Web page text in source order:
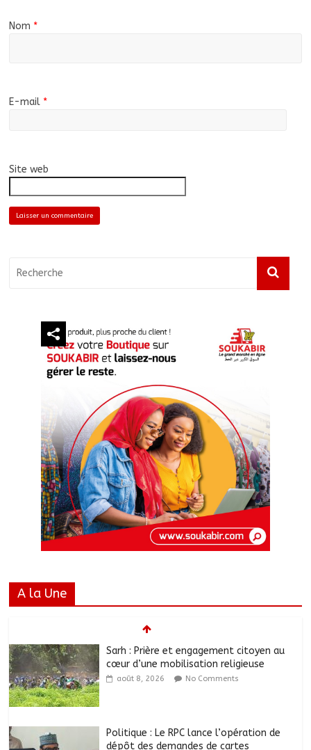
Nom *
E-mail *
Site web
A la Une
Sarh : Prière et engagement citoyen au
cœur d’une mobilisation religieuse
août 8, 2026 No Comments
Politique : Le RPC lance l’opération de
dépôt des demandes de cartes